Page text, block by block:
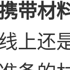
带材
上还